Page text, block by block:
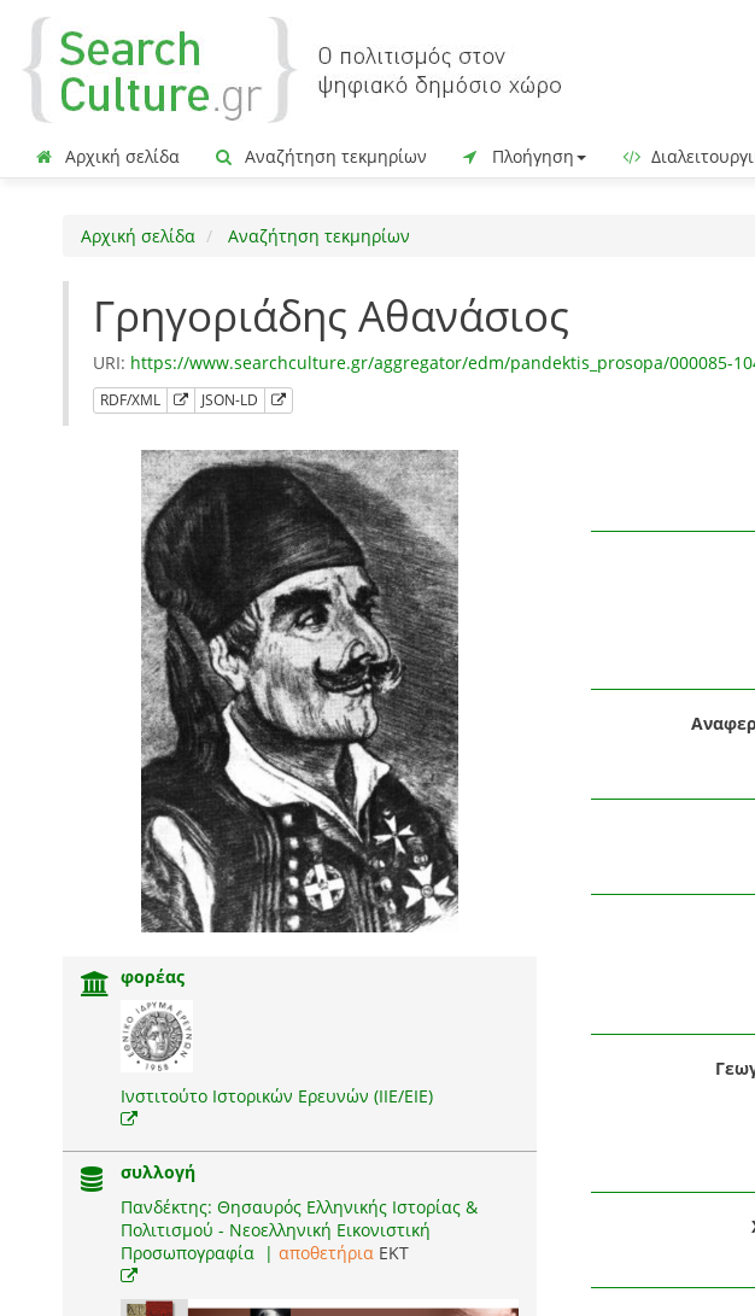
Αρχική σελίδα Αναζήτηση τεκμηρίων Πλοήγηση
Αρχική σελίδα Αναζήτηση τεκμηρίων
Γρηγοριάδης Αθανάσιος
URI: https://www.searchculture.gr/aggregator/edm/pandektis_prosopa/000085-
RDF/XML JSON-LD
φορέας
Ινστιτούτο Ιστορικών Ερευνών (ΙΙΕ/ΕΙΕ)
συλλογή
Πανδέκτης: Θησαυρός Ελληνικής Ιστορίας &
Πολιτισμού - Νεοελληνική Εικονιστική
Προσωπογραφία | αποθετήρια EKT